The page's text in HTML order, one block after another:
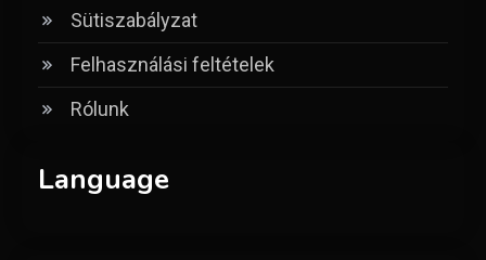
Sütiszabályzat
Felhasználási feltételek
Rólunk
Language